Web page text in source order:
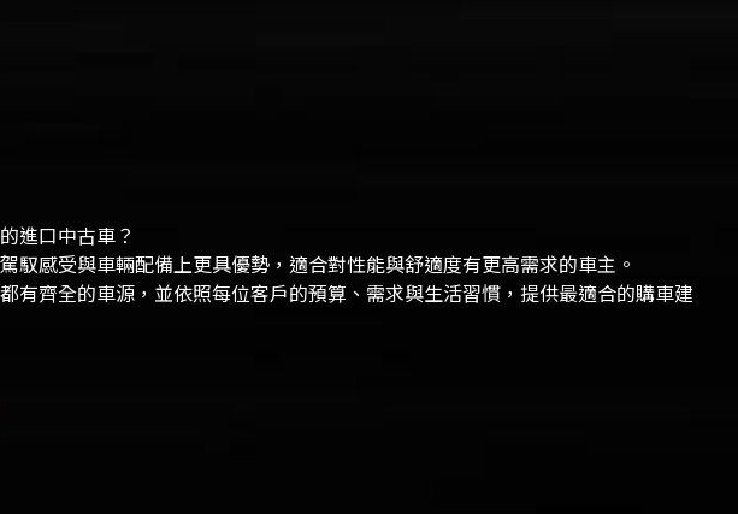
進口中古車？
感受與車輛配備上更具優勢，適合對性能與舒適度有更高需求的車主。
有齊全的車源，並依照每位客戶的預算、需求與生活習慣，提供最適合的購車建